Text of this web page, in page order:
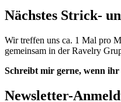
Nächstes Strick-
Wir treffen uns ca. 1 Mal pro
gemeinsam in der Ravelry
Schreibt mir gerne, wenn
Newsletter-